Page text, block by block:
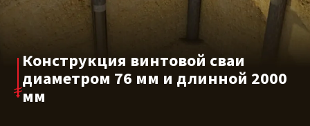
Конструкция винтовой сваи
диаметром 76 мм и длинной 2000
мм